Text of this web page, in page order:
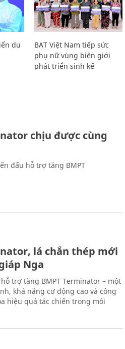
du
BAT Việt Nam tiếp sức
phụ nữ vùng biên giới
phát triển sinh kế
chịu được cùng
đấu hỗ trợ tăng BMPT
lá chắn thép mới
Nga
trợ tăng BMPT Terminator – một
khả năng cơ động cao và công
hiệu quả tác chiến trong môi